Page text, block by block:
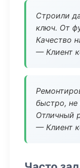
Строили
ключ. От
Качество
— Клиент
быстро,
Отличный
— Клиент